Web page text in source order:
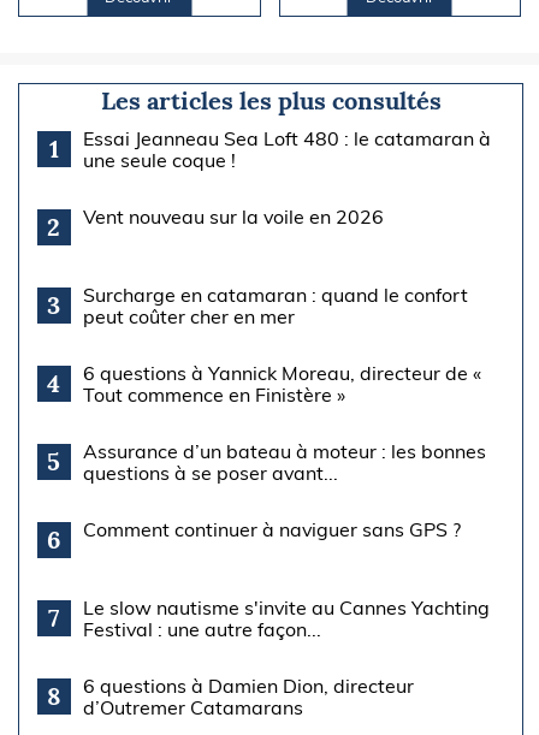
Les articles les plus consultés
1
Essai Jeanneau Sea Loft 480 : le catamaran à
une seule coque !
2 Vent nouveau sur la voile en 2026
3
Surcharge en catamaran : quand le confort
peut coûter cher en mer
4
6 questions à Yannick Moreau, directeur de «
Tout commence en Finistère »
5
Assurance d’un bateau à moteur : les bonnes
questions à se poser avant...
6 Comment continuer à naviguer sans GPS ?
7
Le slow nautisme s'invite au Cannes Yachting
Festival : une autre façon...
8
6 questions à Damien Dion, directeur
d’Outremer Catamarans